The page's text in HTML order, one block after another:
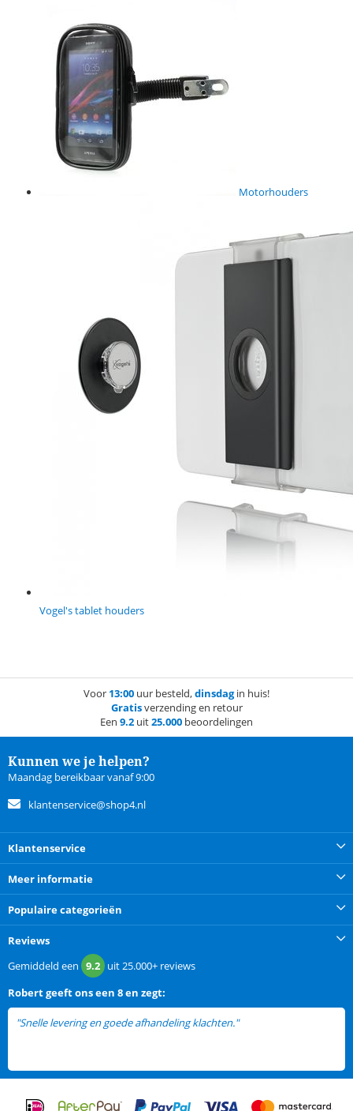
Motorhouders
Vogel's tablet houders
Voor 13:00 uur besteld,dinsdagin huis!
Gratisverzending en retour
Een 9.2 uit25.000 beoordelingen
Kunnen we je helpen?
Maandag bereikbaar vanaf 9:00
klantenservice@shop4.nl
Klantenservice
Meer informatie
Populaire categorieën
Reviews
Gemiddeld een 9.2 uit25.000+ reviews
Robertgeeft ons een 8 en zegt:
"Snelle levering en goede afhandeling klachten."